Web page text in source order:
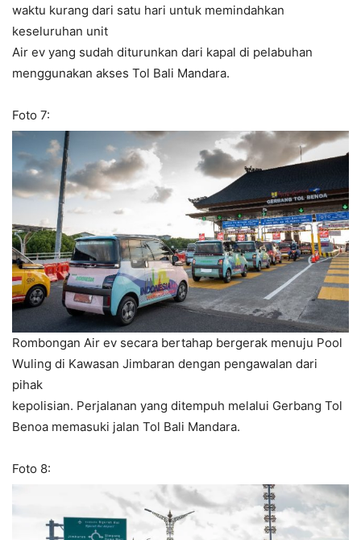
waktu kurang dari satu hari untuk memindahkan
keseluruhan unit
Air ev yang sudah diturunkan dari kapal di pelabuhan
menggunakan akses Tol Bali Mandara.
Foto 7:
Rombongan Air ev secara bertahap bergerak menuju Pool
Wuling di Kawasan Jimbaran dengan pengawalan dari
pihak
kepolisian. Perjalanan yang ditempuh melalui Gerbang Tol
Benoa memasuki jalan Tol Bali Mandara.
Foto 8: